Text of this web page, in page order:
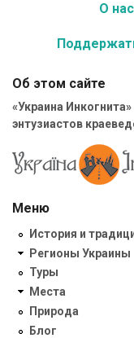
О нас
Об этом сайте
«Украина
энтузиастов
Меню
История и
Регионы Украины
Туры
Места
Природа
Блог